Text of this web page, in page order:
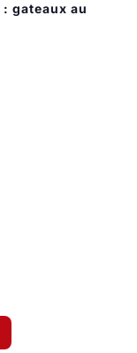
gateaux au